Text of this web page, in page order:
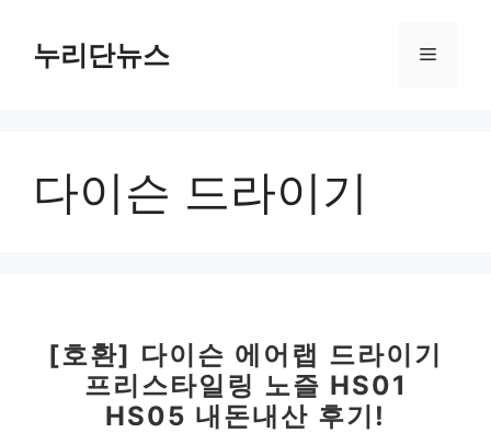
누리단뉴스 메
다이슨 드라이기
[호환] 다이슨 에어랩 드라이기
프리스타일링 노즐 HS01
HS05 내돈내산 후기!